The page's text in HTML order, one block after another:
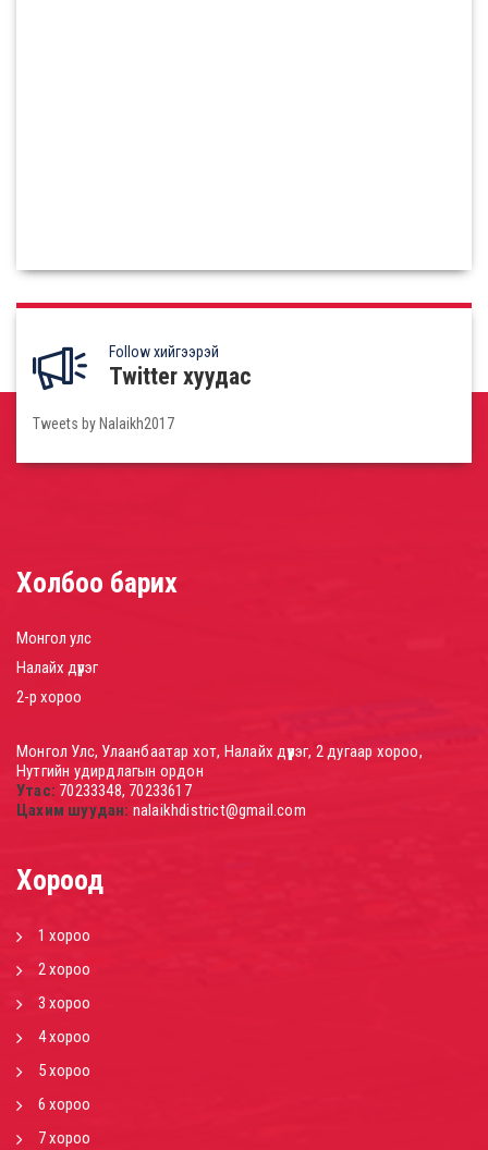
Follow хийгээрэй
Twitter хуудас
Tweets by Nalaikh2017
Холбоо барих
Монгол улс
Налайх дүүрэг
2-р хороо
Монгол Улс, Улаанбаатар хот, Налайх дүүрэг, 2 дугаар хороо,
Нутгийн удирдлагын ордон
Утас: 70233348, 70233617
Цахим шуудан: nalaikhdistrict@gmail.com
Хороод
1 хороо
2 хороо
3 хороо
4 хороо
5 хороо
6 хороо
7 хороо